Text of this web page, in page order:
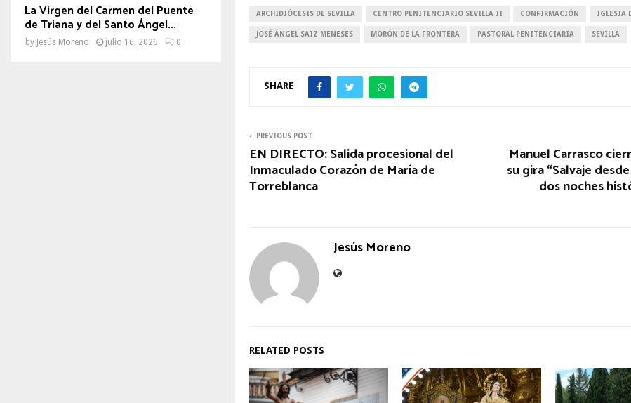
ARCHIDIÓCESIS DE SEVILLA CENTRO PENITENCIARIO SEVILLA II CONFIRMACIÓN IGLESIA
JOSÉ ÁNGEL SAIZ MENESES MORÓN DE LA FRONTERA PASTORAL PENITENCIARIA SEVILLA
SHARE
PREVIOUS POST
EN DIRECTO: Salida procesional del
Inmaculado Corazón de María de
Torreblanca
Manuel Carrasco
su gira “Salvaje
dos noches
Jesús Moreno
RELATED POSTS
La Virgen del Carmen del Puente
de Triana y del Santo Ángel...
by Jesús Moreno julio 16, 2026 0